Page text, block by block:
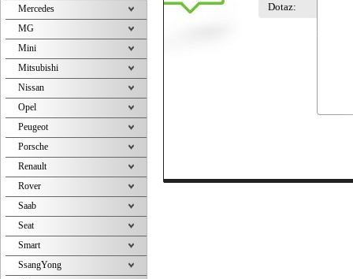
Dotaz:
Mercedes
MG
Mini
Mitsubishi
Nissan
Opel
Peugeot
Porsche
Renault
Rover
Saab
Seat
Smart
SsangYong